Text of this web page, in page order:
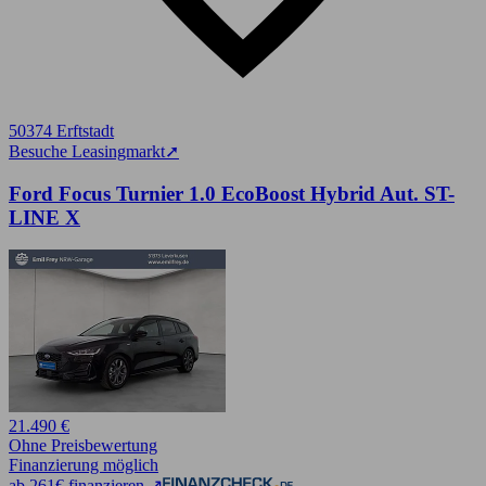
50374 Erftstadt
Besuche Leasingmarkt➚
Ford Focus Turnier 1.0 EcoBoost Hybrid Aut. ST-
LINE X
21.490 €
Ohne Preisbewertung
Finanzierung möglich